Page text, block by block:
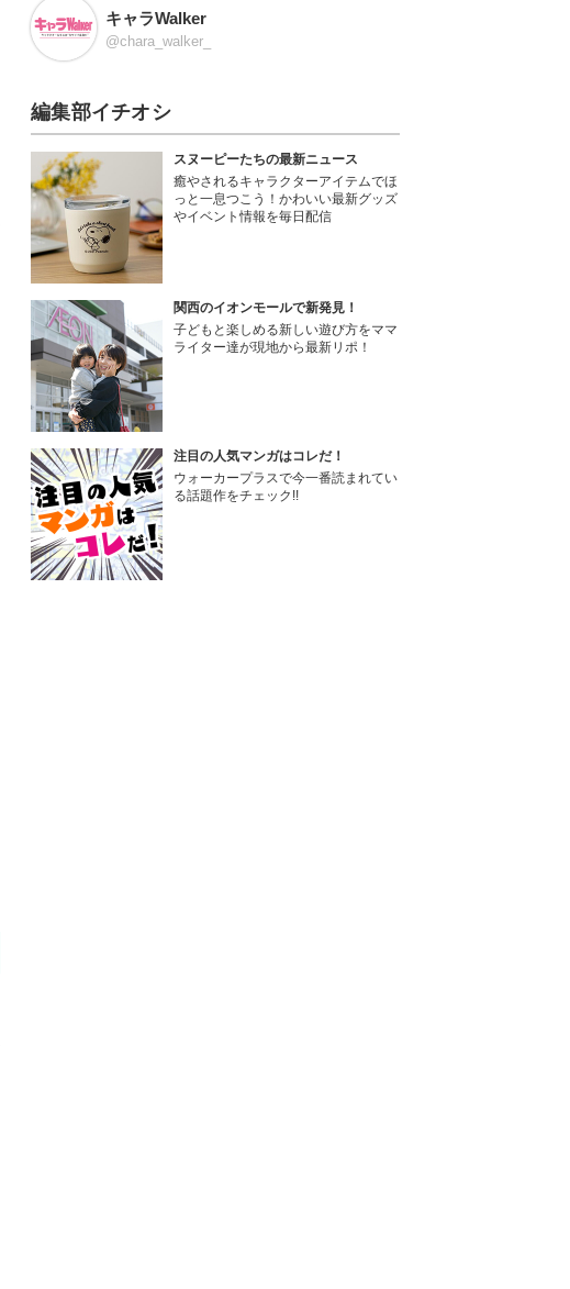
キャラWalker
@chara_walker_
編集部イチオシ
スヌーピーたちの最新ニュース
癒やされるキャラクターアイテムでほ
っと一息つこう！かわいい最新グッズ
やイベント情報を毎日配信
関西のイオンモールで新発見！
子どもと楽しめる新しい遊び方をママ
ライター達が現地から最新リポ！
注目の人気マンガはコレだ！
ウォーカープラスで今一番読まれてい
る話題作をチェック!!